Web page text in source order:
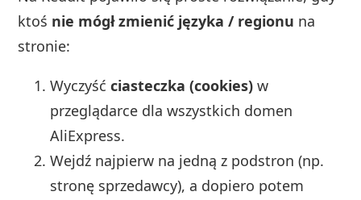
ktoś nie mógł zmienić języka / regionu na
stronie:
Wyczyśćciasteczka (cookies) w
przeglądarce dla wszystkich domen
AliExpress.
Wejdź najpierw na jedną z podstron (np.
stronę sprzedawcy), a dopiero potem